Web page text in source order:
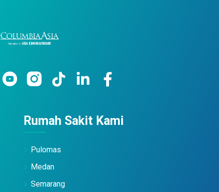
Rumah Sakit Kami
Pulomas
Medan
Semarang